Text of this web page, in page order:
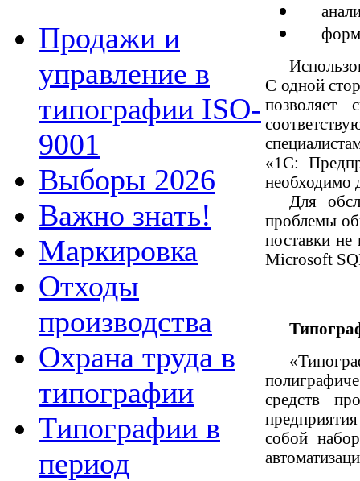
Продажи и
управление в
типографии ISO-
9001
Выборы 2026
Важно знать!
Маркировка
Отходы
производства
Охрана труда в
типографии
Типографии в
период
С одной
позволяет
«1C:
необходимо
Для
проблемы
поставки не
Microsoft
средств
собой